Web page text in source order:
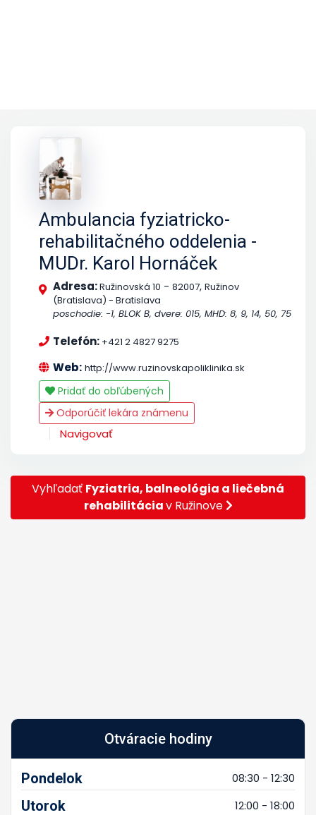
Ambulancia fyziatricko-
rehabilitačného oddelenia -
MUDr. Karol Hornáček
Adresa:Ružinovská 10 - 82007, Ružinov
(Bratislava) - Bratislava
poschodie: -1, BLOK B, dvere: 015, MHD: 8, 9, 14, 50, 75
Telefón: +421 2 4827 9275
Web: http://www.ruzinovskapoliklinika.sk
Pridať do obľúbených
Odporúčiť lekára známenu
Navigovať
Vyhľadať Fyziatria, balneológia a liečebná
rehabilitáciav Ružinove
Otváracie hodiny
Pondelok 08:30 - 12:30
Utorok 12:00 - 18:00